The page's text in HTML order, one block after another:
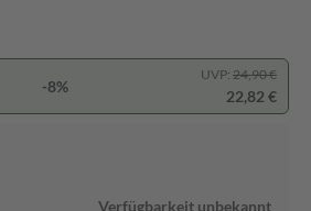
-8%
UVP: 24,90 €
22,82 €
Verfügbarkeit unbekannt